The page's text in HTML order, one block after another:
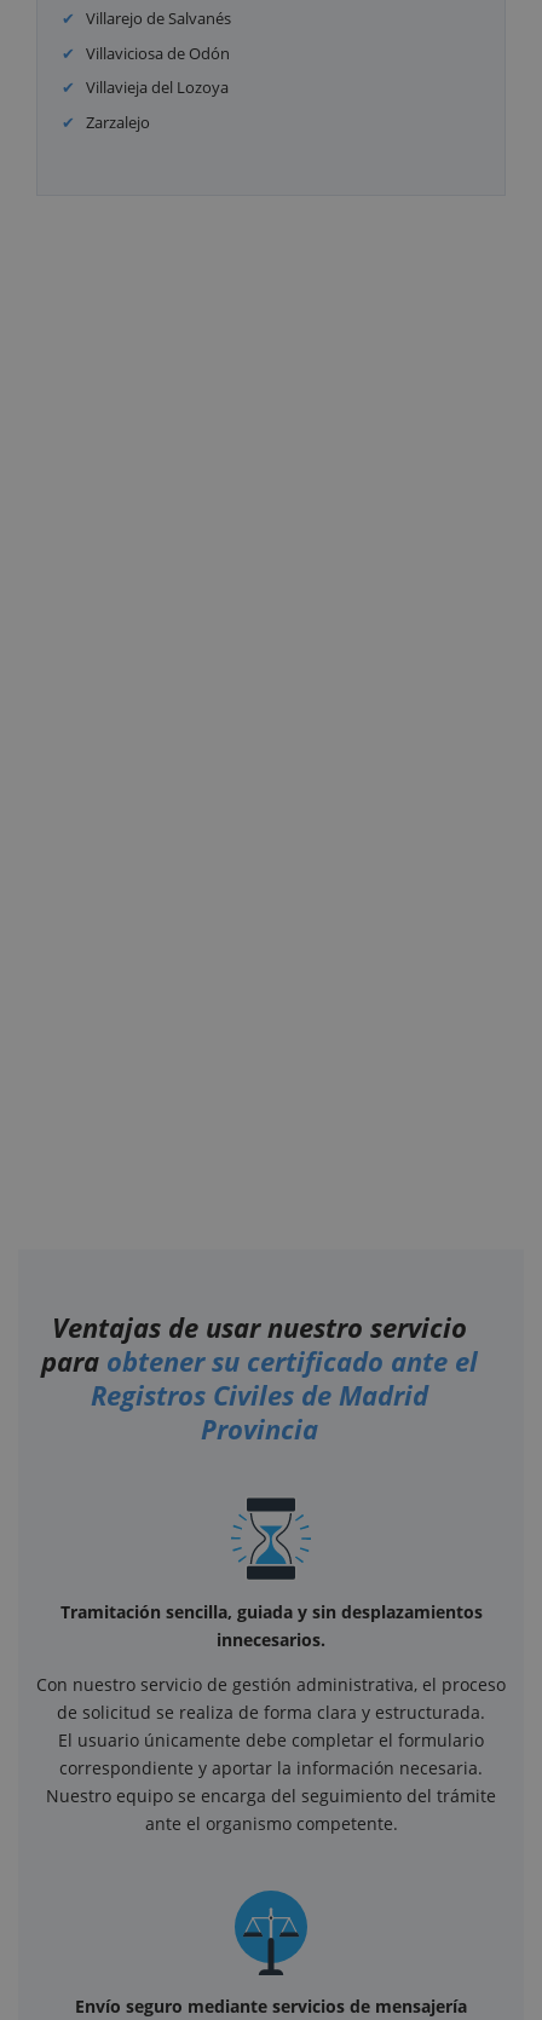
Villarejo de Salvanés
Villaviciosa de Odón
Villavieja del Lozoya
Zarzalejo
Ventajas de usar nuestro servicio
para obtener su certificado ante el
Registros Civiles de Madrid
Provincia
Tramitación sencilla, guiada y sin desplazamientos
innecesarios.
Con nuestro servicio de gestión administrativa, el proceso
de solicitud se realiza de forma clara y estructurada.
El usuario únicamente debe completar el formulario
correspondiente y aportar la información necesaria.
Nuestro equipo se encarga del seguimiento del trámite
ante el organismo competente.
Envío seguro mediante servicios de mensajería